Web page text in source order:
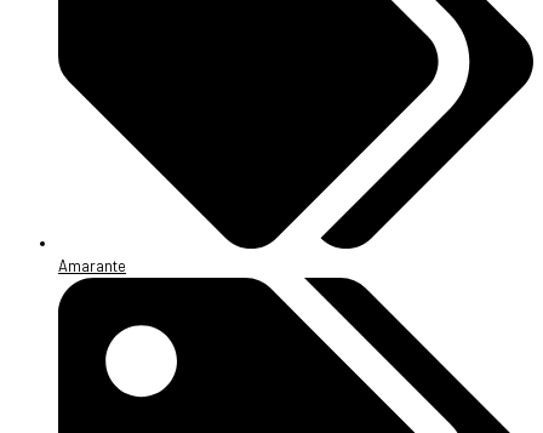
Amarante